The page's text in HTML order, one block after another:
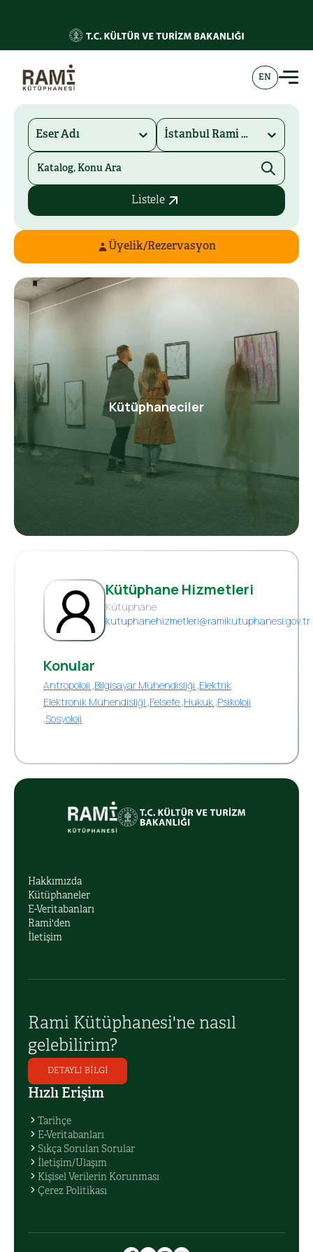
EN
Eser Adı İstanbul Rami Kütüphanesi
Listele
Üyelik/Rezervasyon
Kütüphaneciler
Kütüphane Hizmetleri
Kütüphane
kutuphanehizmetleri@ramikutuphanesi.gov.tr
Konular
Antropoloji ,Bilgisayar Mühendisliği ,Elektrik
Elektronik Mühendisliği ,Felsefe ,Hukuk ,Psikoloji
,Sosyoloji
Hakkımızda
Kütüphaneler
E-Veritabanları
Rami'den
İletişim
Rami Kütüphanesi'ne nasıl
gelebilirim?
DETAYLI BİLGİ
Hızlı Erişim
Tarihçe
E-Veritabanları
Sıkça Sorulan Sorular
İletişim/Ulaşım
Kişisel Verilerin Korunması
Çerez Politikası